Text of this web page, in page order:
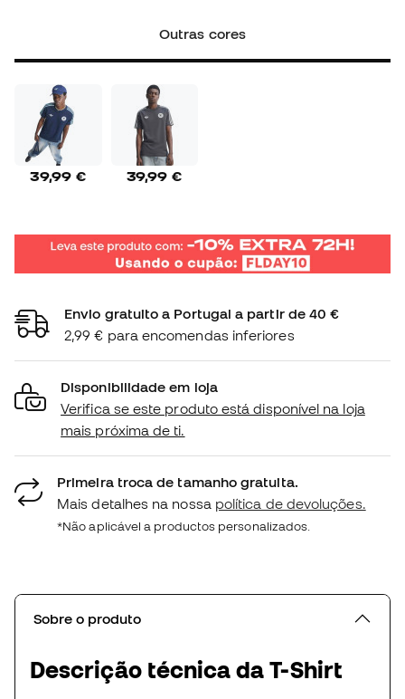
Outras cores
39,99 € 39,99 €
Envio gratuito a Portugal a partir de 40 €
2,99 € para encomendas inferiores
Disponibilidade em loja
Verifica se este produto está disponível na loja
mais próxima de ti.
Primeira troca de tamanho gratuita.
Mais detalhes na nossa política de devoluções.
*Não aplicável a productos personalizados.
Sobre o produto
Descrição técnica da T-Shirt